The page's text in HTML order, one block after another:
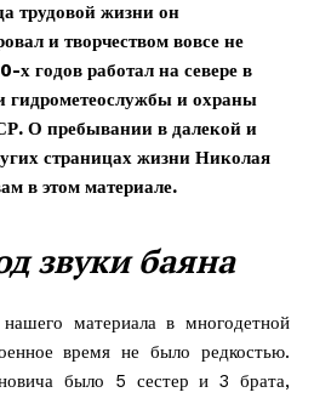
трудовой жизни он
и творчеством вовсе не
х годов работал на севере в
гидрометеослужбы и охраны
О пребывании в далекой и
страницах жизни Николая
в этом материале.
звуки баяна
материала в многодетной
время не было редкостью.
было 5 сестер и 3 брата,